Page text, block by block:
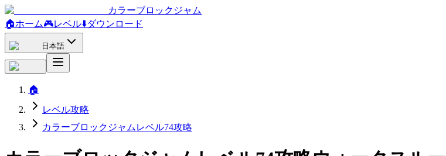
カラーブロックジャム
🏠ホーム🎮レベル⬇️ダウンロード
日本語
🏠
レベル攻略
カラーブロックジャムレベル74攻略